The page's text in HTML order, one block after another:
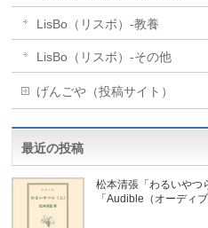
LisBo（リスボ）-教養
LisBo（リスボ）-その他
げんごや（投稿サイト）
最近の投稿
松本清張「わるいやつ
「Audible（オーディ